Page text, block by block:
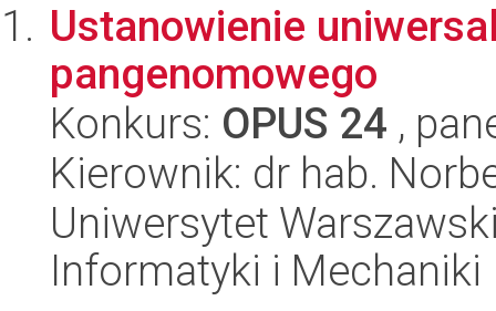
Ustanowienie
pangenomowego
Konkurs: OPUS 24 ,
Kierownik: dr hab.
Uniwersytet
Informatyki i Mechaniki